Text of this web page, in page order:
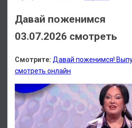
Давай поженимся
03.07.2026 смотреть
Смотрите: Давай поженимся!
смотреть онлайн